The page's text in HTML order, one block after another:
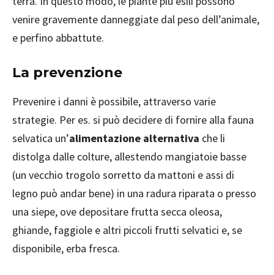
venire gravemente danneggiate dal peso dell’animale,
e perfino abbattute.
La prevenzione
Prevenire i danni è possibile, attraverso varie
strategie. Per es. si può decidere di fornire alla fauna
selvatica un’alimentazione alternativa che li
distolga dalle colture, allestendo mangiatoie basse
(un vecchio trogolo sorretto da mattoni e assi di
legno può andar bene) in una radura riparata o presso
una siepe, ove depositare frutta secca oleosa,
ghiande, faggiole e altri piccoli frutti selvatici e, se
disponibile, erba fresca.